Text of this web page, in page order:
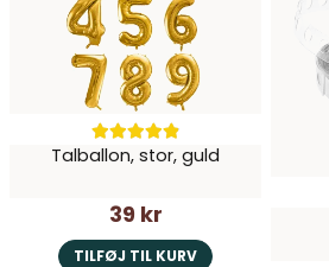
Talballon, stor, guld
39 kr
TILFØJ TIL KURV